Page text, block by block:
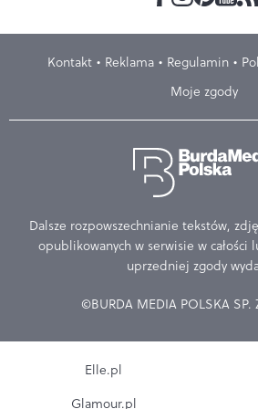
Kontakt Reklama Regulamin
Moje zgody
Dalsze rozpowszechnianie tekstów,
opublikowanych w serwisie w całości
uprzedniej zgody
©BURDA MEDIA POLSKA SP.
Elle.pl
Glamour.pl